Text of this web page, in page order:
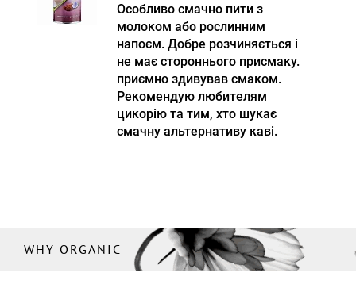
Особливо смачно пити з
молоком або рослинним
напоєм. Добре розчиняється і
не має стороннього присмаку.
приємно здивував смаком.
Рекомендую любителям
цикорію та тим, хто шукає
смачну альтернативу каві.
WHY ORGANIC